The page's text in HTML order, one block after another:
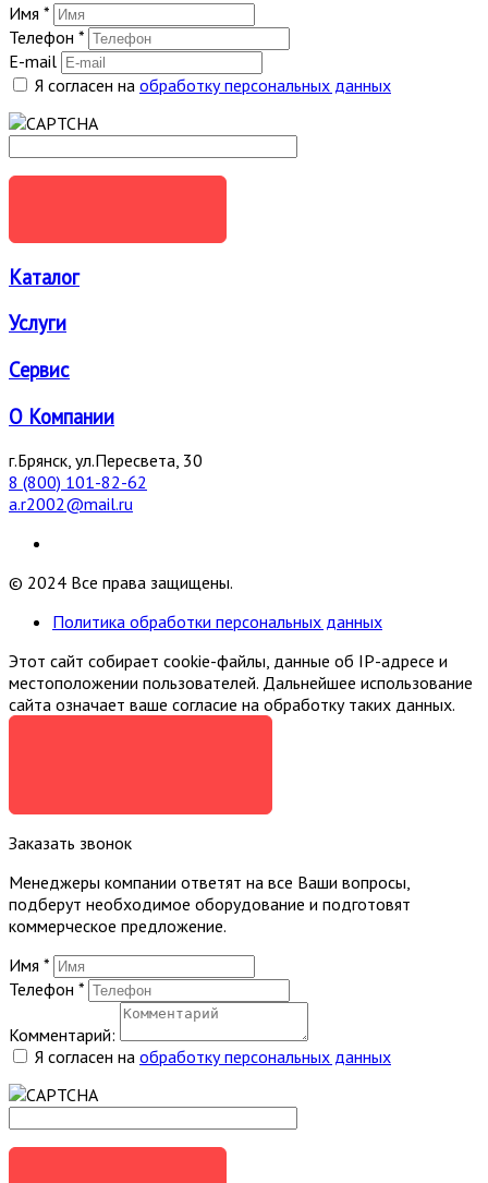
Имя *
Телефон *
E-mail
Я согласен на обработку персональных данных
Каталог
Услуги
Сервис
О Компании
г.Брянск, ул.Пересвета, 30
8 (800) 101-82-62
a.r2002@mail.ru
© 2024 Все права защищены.
Политика обработки персональных данных
Этот сайт собирает cookie-файлы, данные об IP-адресе и
местоположении пользователей. Дальнейшее использование
сайта означает ваше согласие на обработку таких данных.
Заказать звонок
Менеджеры компании ответят на все Ваши вопросы,
подберут необходимое оборудование и подготовят
коммерческое предложение.
Имя *
Телефон *
Комментарий:
Я согласен на обработку персональных данных